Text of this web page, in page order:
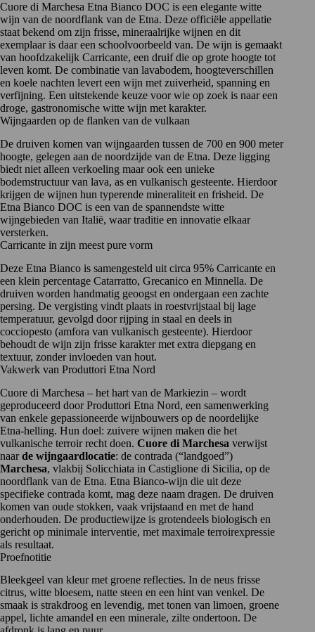
Cuore di Marchesa Etna Bianco DOC is een elegante witte
wijn van de noordflank van de Etna. Deze officiële appellatie
staat bekend om zijn frisse, mineraalrijke wijnen en dit
exemplaar is daar een schoolvoorbeeld van. De wijn is gemaakt
van hoofdzakelijk Carricante, een druif die op grote hoogte tot
leven komt. De combinatie van lavabodem, hoogteverschillen
en koele nachten levert een wijn met zuiverheid, spanning en
verfijning. Een uitstekende keuze voor wie op zoek is naar een
droge, gastronomische witte wijn met karakter.
Wijngaarden op de flanken van de vulkaan
De druiven komen van wijngaarden tussen de 700 en 900 meter
hoogte, gelegen aan de noordzijde van de Etna. Deze ligging
biedt niet alleen verkoeling maar ook een unieke
bodemstructuur van lava, as en vulkanisch gesteente. Hierdoor
krijgen de wijnen hun typerende mineraliteit en frisheid. De
Etna Bianco DOC is een van de spannendste witte
wijngebieden van Italië, waar traditie en innovatie elkaar
versterken.
Carricante in zijn meest pure vorm
Deze Etna Bianco is samengesteld uit circa 95% Carricante en
een klein percentage Catarratto, Grecanico en Minnella. De
druiven worden handmatig geoogst en ondergaan een zachte
persing. De vergisting vindt plaats in roestvrijstaal bij lage
temperatuur, gevolgd door rijping in staal en deels in
cocciopesto (amfora van vulkanisch gesteente). Hierdoor
behoudt de wijn zijn frisse karakter met extra diepgang en
textuur, zonder invloeden van hout.
Vakwerk van Produttori Etna Nord
Cuore di Marchesa – het hart van de Markiezin – wordt
geproduceerd doorProduttori Etna Nord, een samenwerking
van enkele gepassioneerde wijnbouwers op de noordelijke
Etna-helling. Hun doel: zuivere wijnen maken die het
vulkanische terroir recht doen. Cuore di Marchesa verwijst
naarde wijngaardlocatie: de contrada (“landgoed”)
Marchesa, vlakbij Solicchiata in Castiglione di Sicilia, op de
noordflank van de Etna. Etna Bianco-wijn die uit deze
specifieke contrada komt, mag deze naam dragen. De druiven
komen van oude stokken, vaak vrijstaand en met de hand
onderhouden. De productiewijze is grotendeels biologisch en
gericht op minimale interventie, met maximale terroirexpressie
als resultaat.
Proefnotitie
Bleekgeel van kleur met groene reflecties. In de neus frisse
citrus, witte bloesem, natte steen en een hint van venkel. De
smaak is strakdroog en levendig, met tonen van limoen, groene
appel, lichte amandel en een minerale, zilte ondertoon. De